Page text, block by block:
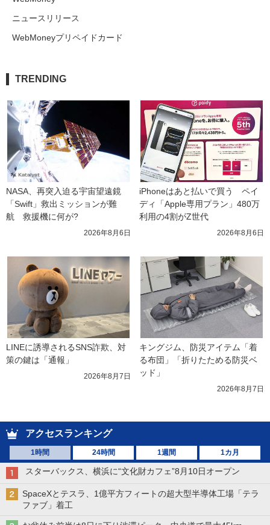
ニュースリリース
WebMoneyプリペイドカード
TRENDING
NASA、再突入迫る宇宙望遠鏡
「Swift」救出ミッションが難
航　救援機に何が?
2026年8月6日
iPhoneはあと払いで買う　ペイ
ディ「Apple専用プラン」480万
利用の4割がZ世代
2026年8月6日
LINEに誘導されるSNS詐欺、対
策の鍵は「通報」
2026年8月7日
キングジム、防災アイテム「着
る布団」「折りたためる防災ベ
ッド」
2026年8月7日
アクセスランキング
1時間 24時間 1週間 1カ月
スターバックス、横浜に“文化財カフェ”8月10日オープン
SpaceXとテスラ、1億平方フィートの超大型半導体工場「テラ
ファブ」着工